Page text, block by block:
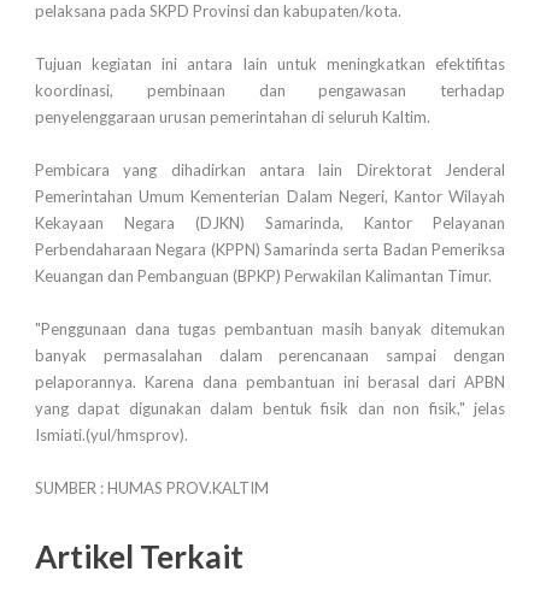
pelaksana pada SKPD Provinsi dan kabupaten/kota.
Tujuan kegiatan ini antara lain untuk meningkatkan efektifitas
koordinasi, pembinaan dan pengawasan terhadap
penyelenggaraan urusan pemerintahan di seluruh Kaltim.
Pembicara yang dihadirkan antara lain Direktorat Jenderal
Pemerintahan Umum Kementerian Dalam Negeri, Kantor Wilayah
Kekayaan Negara (DJKN) Samarinda, Kantor Pelayanan
Perbendaharaan Negara (KPPN) Samarinda serta Badan Pemeriksa
Keuangan dan Pembanguan (BPKP) Perwakilan Kalimantan Timur.
"Penggunaan dana tugas pembantuan masih banyak ditemukan
banyak permasalahan dalam perencanaan sampai dengan
pelaporannya. Karena dana pembantuan ini berasal dari APBN
yang dapat digunakan dalam bentuk fisik dan non fisik," jelas
Ismiati.(yul/hmsprov).
SUMBER : HUMAS PROV.KALTIM
Artikel Terkait